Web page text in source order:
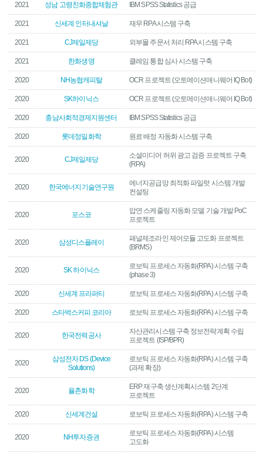
2021 성남 고령친화종합체험관 IBM SPSS Statistics 공급
2021 신세계 인터내셔날 재무 RPA 시스템 구축
2021 CJ제일제당 외부몰 주문서 처리 RPA 시스템 구축
2021 한화생명 클레임 통합 심사 시스템 구축
2020 NH농협캐피탈 OCR 프로젝트 (오토메이션애니웨어 IQ Bot)
2020 SK하이닉스 OCR 프로젝트 (오토메이션애니웨어 IQ Bot)
2020 충남사회적경제지원센터 IBM SPSS Statistics 공급
2020 롯데정밀화학 원료 배정 자동화 시스템 구축
2020 CJ제일제당
소셜미디어 허위 광고 검증 프로젝트 구축
(RPA)
2020 한국에너지기술연구원
에너지공급망 최적화 파일럿 시스템 개발
컨설팅
2020 포스코
압연 스케줄링 자동화 모델 기술 개발 PoC
프로젝트
2020 삼성디스플레이
패널제조라인 제어모듈 고도화 프로젝트
(BRMS)
2020 SK 하이닉스
로보틱 프로세스 자동화(RPA) 시스템 구축
(phase 3)
2020 신세계 프라퍼티 로보틱 프로세스 자동화(RPA) 시스템 구축
2020 스타벅스커피 코리아 로보틱 프로세스 자동화(RPA) 시스템 구축
2020 한국전력공사
자산관리시스템 구축 정보전략계획 수립
프로젝트 (ISP/BPR)
2020
삼성전자 DS (Device
Solutions)
로보틱 프로세스 자동화(RPA) 시스템 구축
(과제 확장)
2020 율촌화학
ERP 재구축 생산계획시스템 2단계
프로젝트
2020 신세계건설 로보틱 프로세스 자동화(RPA) 시스템 구축
2020 NH투자증권
로보틱 프로세스 자동화(RPA) 시스템
고도화